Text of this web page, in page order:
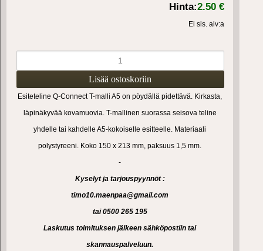
Hinta:2.50 €
Ei sis. alv:a
Esiteteline Q-Connect T-malli A5 on pöydällä pidettävä. Kirkasta,
läpinäkyvää kovamuovia. T-mallinen suorassa seisova teline
yhdelle tai kahdelle A5-kokoiselle esitteelle. Materiaali
polystyreeni. Koko 150 x 213 mm, paksuus 1,5 mm.
-
Kyselyt ja tarjouspyynnöt :
timo10.maenpaa@gmail.com
tai 0500 265 195
Laskutus toimituksen jälkeen sähköpostiin tai
skannauspalveluun.